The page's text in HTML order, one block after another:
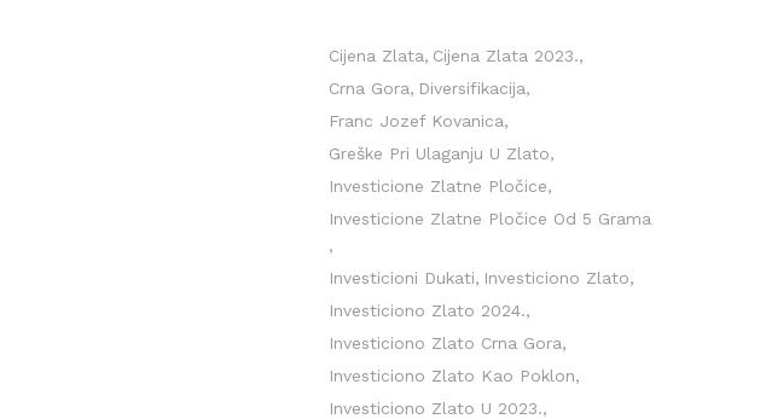
Cijena Zlata Cijena Zlata 2023.
Crna Gora
Diversifikacija
Franc Jozef Kovanica
Greške Pri Ulaganju U Zlato
Investicione Zlatne Pločice
Investicione Zlatne Pločice Od 5 Grama
Investicioni Dukati
Investiciono Zlato
Investiciono Zlato 2024.
Investiciono Zlato Crna Gora
Investiciono Zlato Kao Poklon
Investiciono Zlato U 2023.